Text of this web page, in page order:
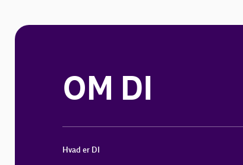
OM DI
Hvad er DI